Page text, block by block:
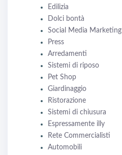
Edilizia
Dolci bontà
Social Media Marketing
Press
Arredamenti
Sistemi di riposo
Pet Shop
Giardinaggio
Ristorazione
Sistemi di chiusura
Espressamente illy
Rete Commercialisti
Automobili